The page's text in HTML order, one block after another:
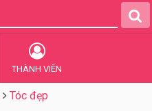
THÀNH VIÊN
Tóc đẹp